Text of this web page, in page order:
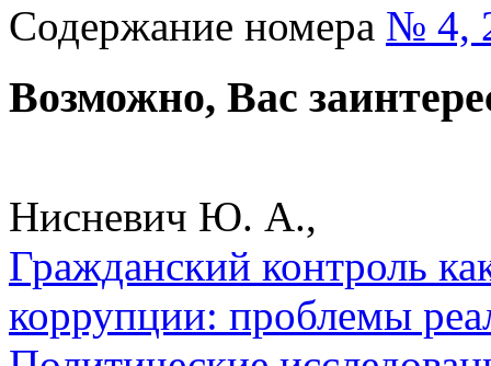
Содержание номера № 4,
Возможно, Вас
Нисневич Ю. А.,
Гражданский контроль
коррупции: проблемы